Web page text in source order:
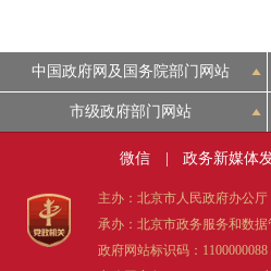
中国政府网及国务院部门网站
市级政府部门网站
微信 政务新媒体
主办：北京市人民政府办公厅
承办：北京市政务服务和数据
政府网站标识码：1100000088